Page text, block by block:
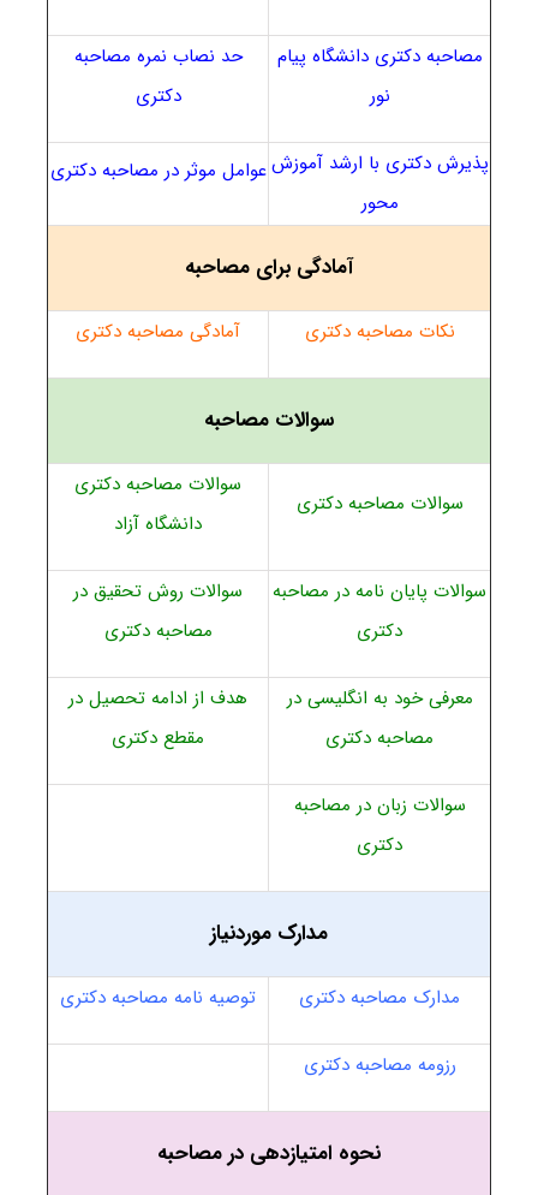
مصاحبه دکتری دانشگاه پیام
نور
حد نصاب نمره مصاحبه
دکتری
پذیرش دکتری با ارشد آموزش
محور
عوامل موثر در مصاحبه دکتری
آمادگی برای مصاحبه
نکات مصاحبه دکتری آمادگی مصاحبه دکتری
سوالات مصاحبه
سوالات مصاحبه دکتری
سوالات مصاحبه دکتری
دانشگاه آزاد
سوالات پایان نامه در مصاحبه
دکتری
سوالات روش تحقیق در
مصاحبه دکتری
معرفی خود به انگلیسی در
مصاحبه دکتری
هدف از ادامه تحصیل در
مقطع دکتری
سوالات زبان در مصاحبه
دکتری
مدارک موردنیاز
مدارک مصاحبه دکتری توصیه نامه مصاحبه دکتری
رزومه مصاحبه دکتری
نحوه امتیازدهی در مصاحبه